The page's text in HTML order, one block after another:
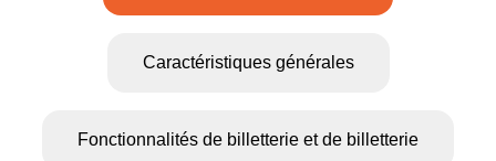
Caractéristiques générales
Fonctionnalités de billetterie et de billetterie